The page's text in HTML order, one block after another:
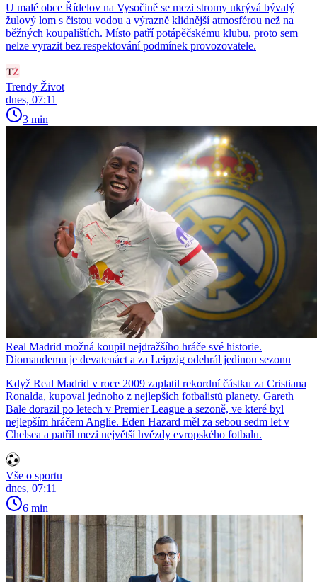
U malé obce Řídelov na Vysočině se mezi stromy ukrývá bývalý
žulový lom s čistou vodou a výrazně klidnější atmosférou než na
běžných koupalištích. Místo patří potápěčskému klubu, proto sem
nelze vyrazit bez respektování podmínek provozovatele.
Trendy Život
dnes, 07:11
3 min
Real Madrid možná koupil nejdražšího hráče své historie.
Diomandemu je devatenáct a za Leipzig odehrál jedinou sezonu
Když Real Madrid v roce 2009 zaplatil rekordní částku za Cristiana
Ronalda, kupoval jednoho z nejlepších fotbalistů planety. Gareth
Bale dorazil po letech v Premier League a sezoně, ve které byl
nejlepším hráčem Anglie. Eden Hazard měl za sebou sedm let v
Chelsea a patřil mezi největší hvězdy evropského fotbalu.
Vše o sportu
dnes, 07:11
6 min